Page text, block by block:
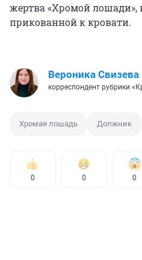
жертва «Хромой лошади»,
прикованной к кровати.
Вероника Свизева
корреспондент рубрики
Хромая лошадь Должник
0 0 0